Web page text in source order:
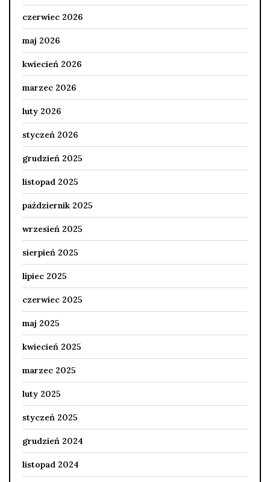
czerwiec 2026
maj 2026
kwiecień 2026
marzec 2026
luty 2026
styczeń 2026
grudzień 2025
listopad 2025
październik 2025
wrzesień 2025
sierpień 2025
lipiec 2025
czerwiec 2025
maj 2025
kwiecień 2025
marzec 2025
luty 2025
styczeń 2025
grudzień 2024
listopad 2024